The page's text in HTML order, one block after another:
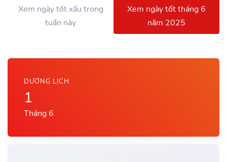
Xem ngày tốt xấu trong
tuần này
Xem ngày tốt tháng 6
năm 2025
DƯƠNG LỊCH
1
Tháng 6